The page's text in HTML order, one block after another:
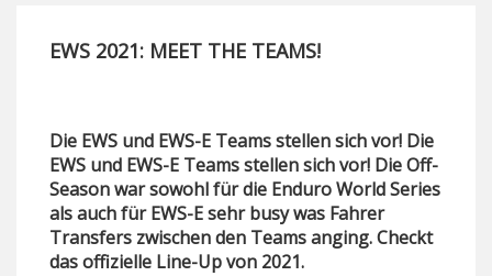
EWS 2021: MEET THE TEAMS!
Die EWS und EWS-E Teams stellen sich vor! Die
EWS und EWS-E Teams stellen sich vor! Die Off-
Season war sowohl für die Enduro World Series
als auch für EWS-E sehr busy was Fahrer
Transfers zwischen den Teams anging. Checkt
das offizielle Line-Up von 2021.